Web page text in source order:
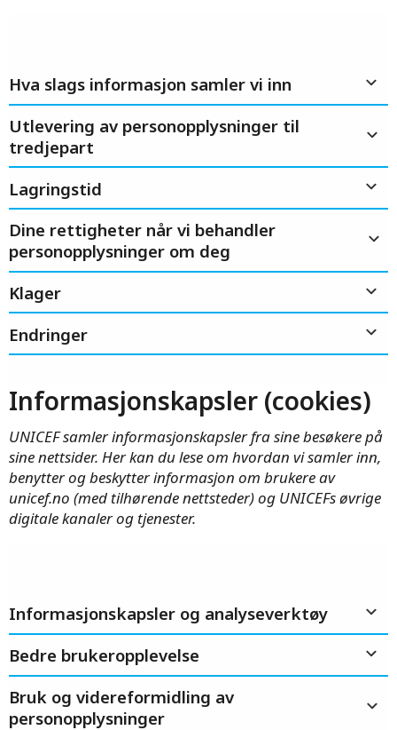
Vi tar godt hånd om dine persondata, og
behandler de på en trygg måte. Her kan du
lese mer om hvordan vi jobber.
Hva slags informasjon samler vi inn
Utlevering av personopplysninger til
tredjepart
Lagringstid
Dine rettigheter når vi behandler
personopplysninger om deg
Klager
Endringer
Informasjonskapsler (cookies)
UNICEF samler informasjonskapsler fra sine besøkere på
sine nettsider. Her kan du lese om hvordan vi samler inn,
benytter og beskytter informasjon om brukere av
unicef.no (med tilhørende nettsteder) og UNICEFs øvrige
digitale kanaler og tjenester.
Informasjonskapsler og analyseverktøy
Bedre brukeropplevelse
Bruk og videreformidling av
personopplysninger